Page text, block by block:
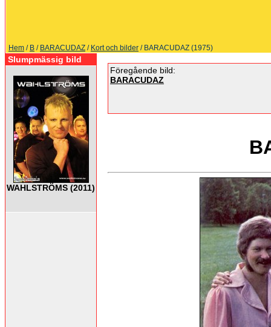
Hem / B / BARACUDAZ / Kort och bilder / BARACUDAZ (1975)
Slumpmässig bild
WAHLSTRÖMS (2011)
Föregående bild:
BARACUDAZ